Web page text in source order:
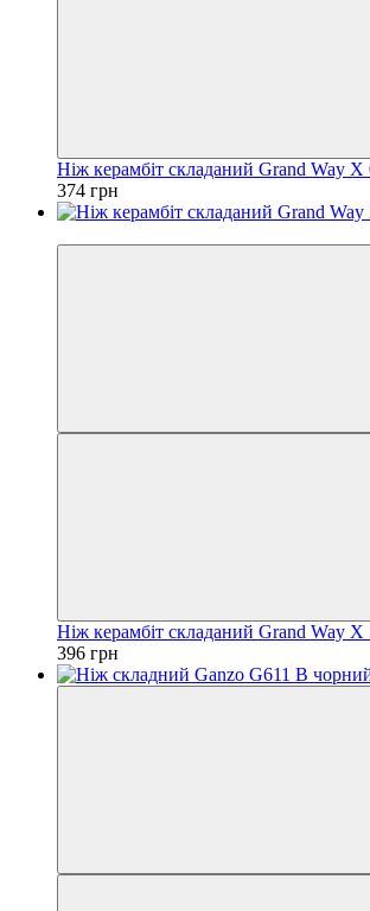
Ніж керамбіт складаний Grand Way X
374 грн
Ніж керамбіт складаний Grand Way X
396 грн